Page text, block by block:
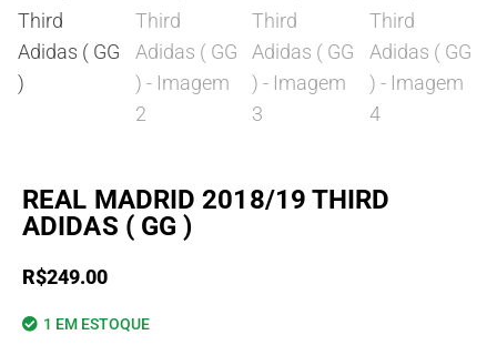
REAL MADRID 2018/19 THIRD
ADIDAS ( GG )
R$249.00
1 EM ESTOQUE